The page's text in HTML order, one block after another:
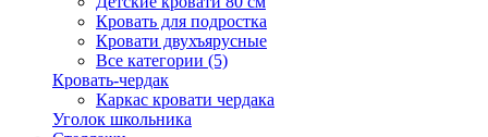
Кровать для подростка
Кровати двухъярусные
Все категории (5)
Кровать-чердак
Каркас кровати чердака
Уголок школьника